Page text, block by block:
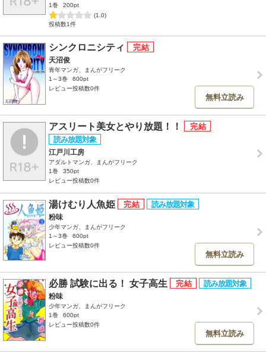
1巻
200pt
(1.0)
投稿数1件
シンクロニシティ
天沼俊
青年マンガ、まんがフリーク
1～3巻
600pt
レビュー投稿数0件
無料立読み
アスリート美女とやり放題！！
江戸川工房
アダルトマンガ、まんがフリーク
1巻
350pt
レビュー投稿数0件
湯けむり人魚姫
粉味
少年マンガ、まんがフリーク
1～3巻
600pt
レビュー投稿数0件
無料立読み
必勝 試験に出る！ 女子高生
粉味
少年マンガ、まんがフリーク
1巻
600pt
レビュー投稿数0件
無料立読み